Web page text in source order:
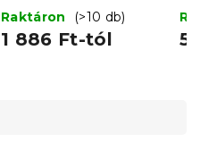
Raktáron
(>10 db)
1 886 Ft-tól 5